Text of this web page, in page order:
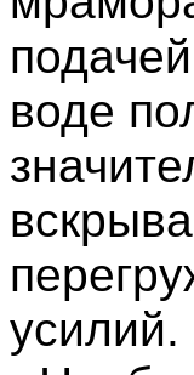
воде
усилий.